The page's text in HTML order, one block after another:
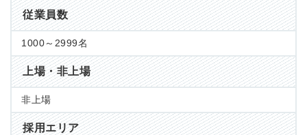
従業員数
1000～2999名
上場・非上場
非上場
採用エリア